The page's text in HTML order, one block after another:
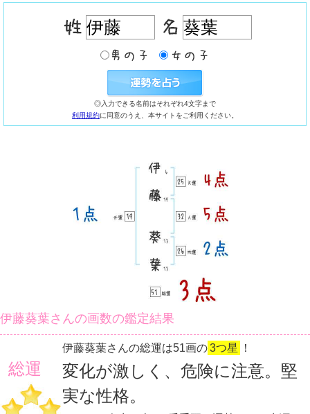
◎入力できる名前はそれぞれ4文字まで
利用規約に同意のうえ、本サイトをご利用ください。
伊藤葵葉さんの画数の鑑定結果
総運
伊藤葵葉さんの総運は51画の3つ星 ！
変化が激しく、危険に注意。堅
実な性格。